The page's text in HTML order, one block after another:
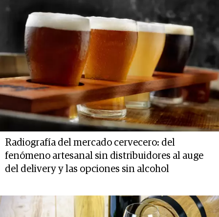
Radiografía del mercado cervecero: del
fenómeno artesanal sin distribuidores al auge
del delivery y las opciones sin alcohol